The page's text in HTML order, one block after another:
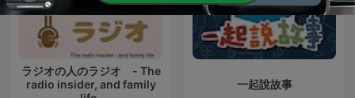
ラジオの人のラジオ - The
radio insider, and family
一起說故事